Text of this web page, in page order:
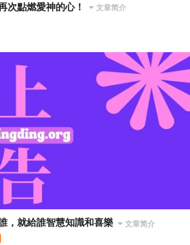
次點燃愛神的心！ 文章简介
，就給誰智慧知識和喜樂 文章简介